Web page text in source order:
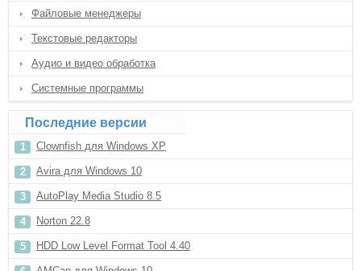
Файловые менеджеры
Текстовые редакторы
Аудио и видео обработка
Системные программы
Последние версии
Clownfish для Windows XP
Avira для Windows 10
AutoPlay Media Studio 8.5
Norton 22.8
HDD Low Level Format Tool 4.40